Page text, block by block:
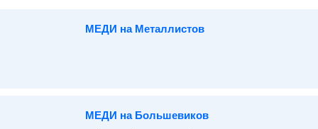
МЕДИ на Металлистов
МЕДИ на Большевиков